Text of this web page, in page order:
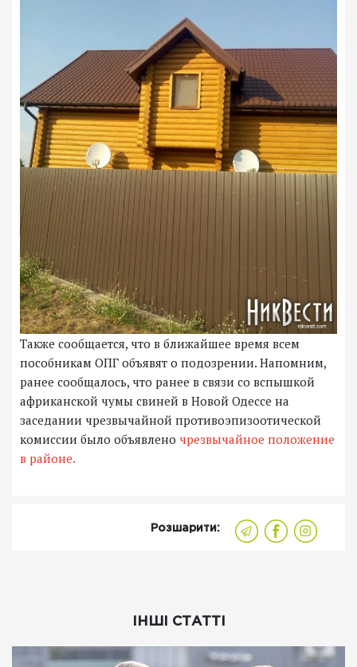
Также сообщается, что в ближайшее время всем
пособникам ОПГ объявят о подозрении. Напомним,
ранее сообщалось, что ранее в связи со вспышкой
африканской чумы свиней в Новой Одессе на
заседании чрезвычайной противоэпизоотической
комиссии было объявлено чрезвычайное положение
в районе.
Розшарити:
ІНШІ СТАТТІ